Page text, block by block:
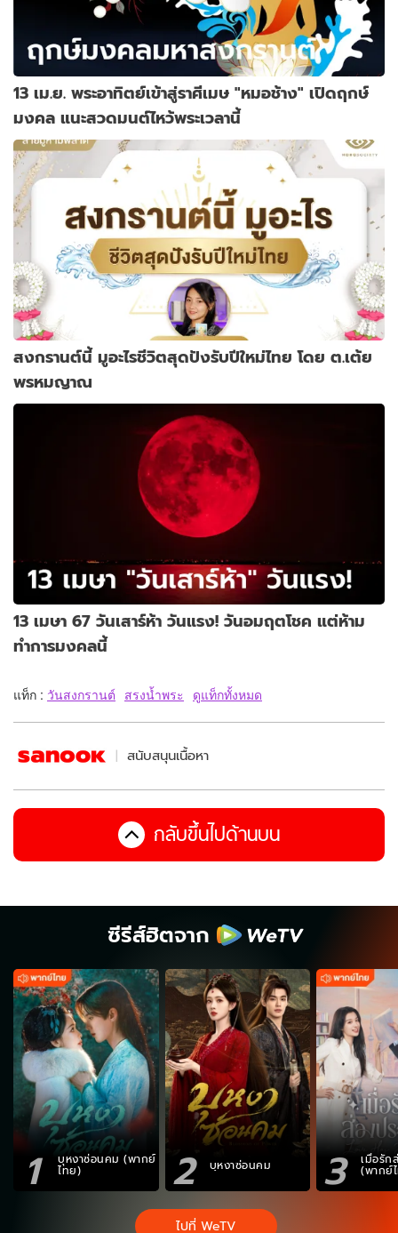
13 เม.ย. พระอาทิตย์เข้าสู่ราศีเมษ "หมอช้าง" เปิดฤกษ์
มงคล แนะสวดมนต์ไหว้พระเวลานี้
สงกรานต์นี้ มูอะไรชีวิตสุดปังรับปีใหม่ไทย โดย ต.เต้ย
พรหมญาณ
13 เมษา 67 วันเสาร์ห้า วันแรง! วันอมฤตโชค แต่ห้าม
ทำการมงคลนี้
แท็ก : วันสงกรานต์ สรงน้ำพระ ดูแท็กทั้งหมด
สนับสนุนเนื้อหา
กลับขึ้นไปด้านบน
ซีรีส์ฮิตจาก
1 บุหงาซ่อนคม (พากย์
ไทย) 2 บุหงาซ่อนคม 3 เมื่อรัก
(พากย์
ไปที่ WeTV